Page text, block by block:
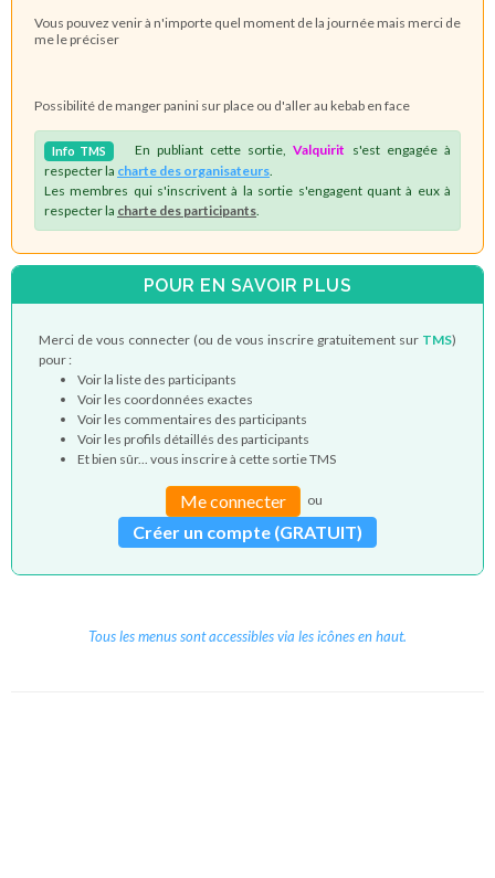
Vous pouvez venir à n'importe quel moment de la journée mais merci de
me le préciser
Possibilité de manger panini sur place ou d'aller au kebab en face
Info TMS En publiant cette sortie,Valquirit s'est engagée à
respecter la charte des organisateurs
Les membres qui s'inscrivent à la sortie s'engagent quant à eux à
respecter la charte des participants
POUR EN SAVOIR PLUS
Merci de vous connecter (ou de vous inscrire gratuitement sur TMS)
pour :
Voir la liste des participants
Voir les coordonnées exactes
Voir les commentaires des participants
Voir les profils détaillés des participants
Et bien sûr... vous inscrire à cette sortie TMS
Me connecter ou
Créer un compte (GRATUIT)
Tous les menus sont accessibles via les icônes en haut.